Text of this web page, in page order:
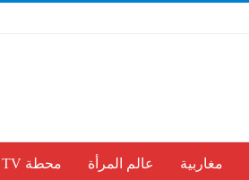
مغاربية عالم المرأة محطة TV